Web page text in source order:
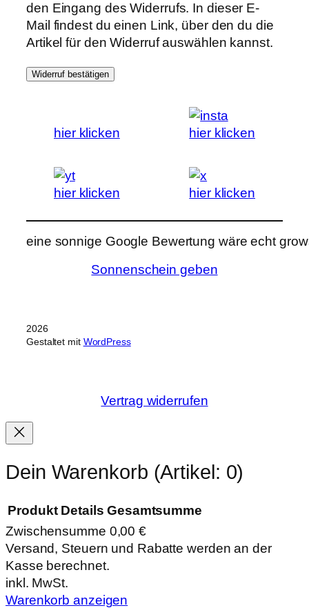
den Eingang des Widerrufs. In dieser E-
Mail findest du einen Link, über den du die
Artikel für den Widerruf auswählen kannst.
Widerruf bestätigen
hier klicken hier klicken
hier klicken hier klicken
eine sonnige Google Bewertung wäre echt
Sonnenschein geben
2026
Gestaltet mit WordPress
Vertrag widerrufen
Dein Warenkorb (Artikel: 0)
Produkte
im
Warenkorb
Produkt Details Gesamtsumme
Zwischensumme 0,00 €
Versand, Steuern und Rabatte werden an der
Kasse berechnet.
inkl. MwSt.
Warenkorb anzeigen